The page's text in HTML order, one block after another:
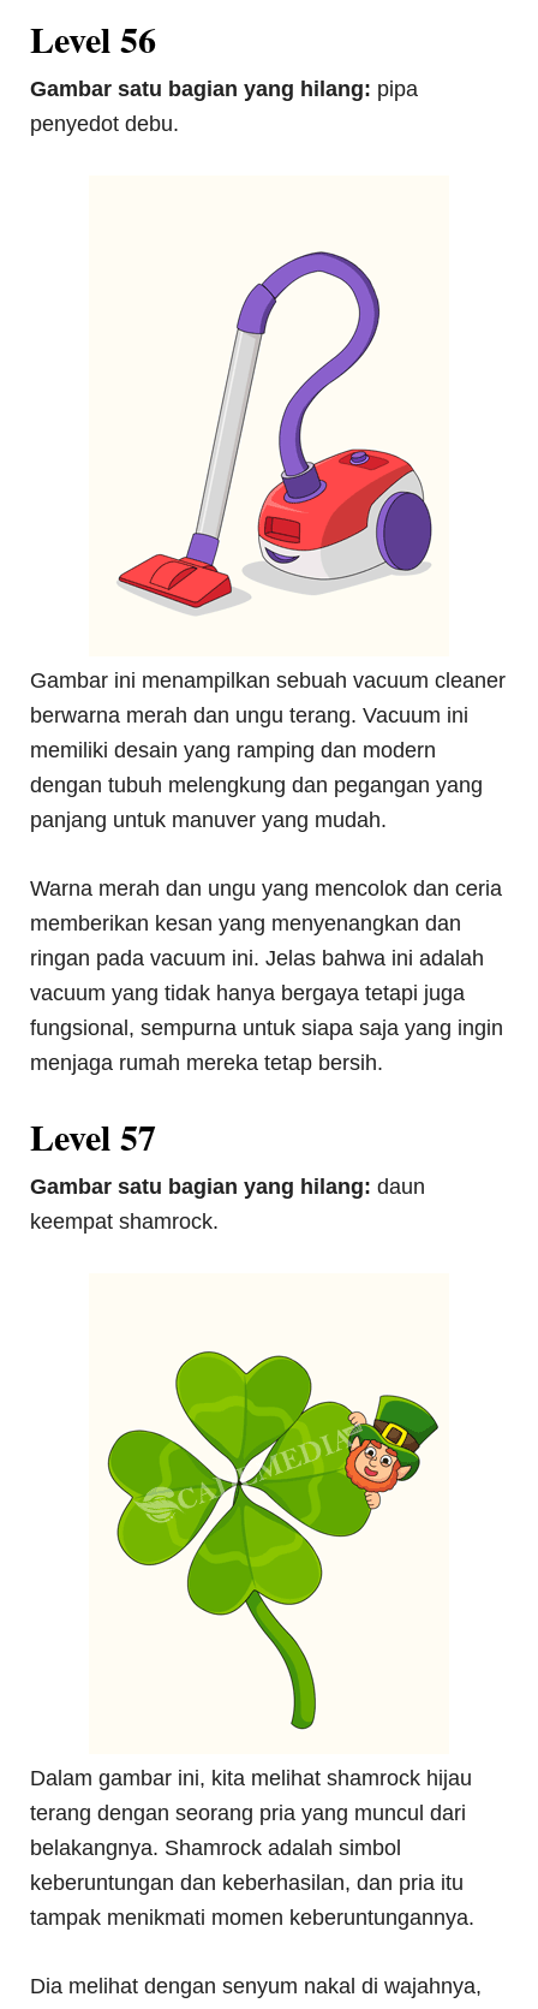
Level 56
Gambar satu bagian yang hilang: pipa
penyedot debu.
Gambar ini menampilkan sebuah vacuum cleaner
berwarna merah dan ungu terang. Vacuum ini
memiliki desain yang ramping dan modern
dengan tubuh melengkung dan pegangan yang
panjang untuk manuver yang mudah.
Warna merah dan ungu yang mencolok dan ceria
memberikan kesan yang menyenangkan dan
ringan pada vacuum ini. Jelas bahwa ini adalah
vacuum yang tidak hanya bergaya tetapi juga
fungsional, sempurna untuk siapa saja yang ingin
menjaga rumah mereka tetap bersih.
Level 57
Gambar satu bagian yang hilang: daun
keempat shamrock.
Dalam gambar ini, kita melihat shamrock hijau
terang dengan seorang pria yang muncul dari
belakangnya. Shamrock adalah simbol
keberuntungan dan keberhasilan, dan pria itu
tampak menikmati momen keberuntungannya.
Dia melihat dengan senyum nakal di wajahnya,